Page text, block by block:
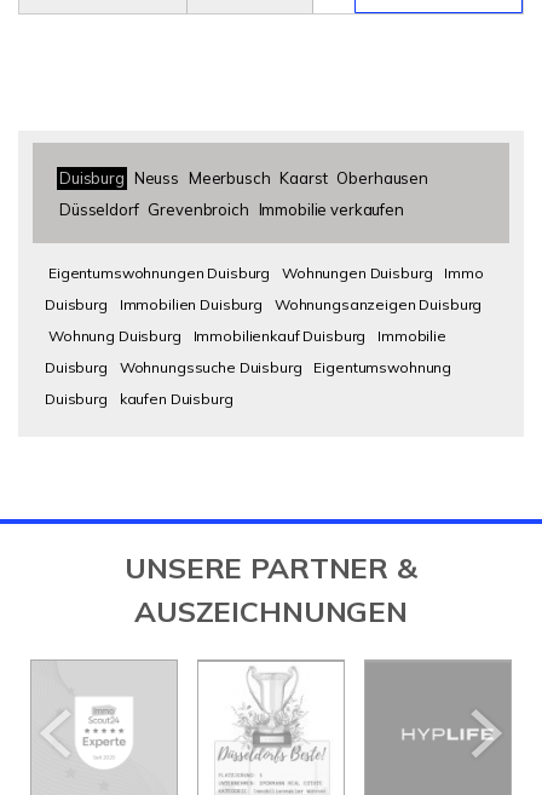
Duisburg Neuss Meerbusch Kaarst Oberhausen
Düsseldorf Grevenbroich Immobilie verkaufen
Eigentumswohnungen Duisburg Wohnungen Duisburg
Immo
Duisburg
Immobilien Duisburg
Wohnungsanzeigen Duisburg
Wohnung Duisburg
Immobilienkauf Duisburg
Immobilie
Duisburg
Wohnungssuche Duisburg
Eigentumswohnung
Duisburg
kaufen Duisburg
UNSERE PARTNER &
AUSZEICHNUNGEN